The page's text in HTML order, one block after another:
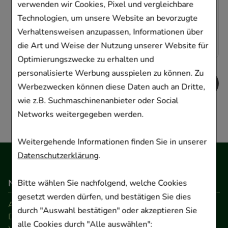
verwenden wir Cookies, Pixel und vergleichbare
Technologien, um unsere Website an bevorzugte
Verhaltensweisen anzupassen, Informationen über
die Art und Weise der Nutzung unserer Website für
Optimierungszwecke zu erhalten und
personalisierte Werbung ausspielen zu können. Zu
Werbezwecken können diese Daten auch an Dritte,
wie z.B. Suchmaschinenanbieter oder Social
Networks weitergegeben werden.
Weitergehende Informationen finden Sie in unserer
Datenschutzerklärung.
Bitte wählen Sie nachfolgend, welche Cookies
gesetzt werden dürfen, und bestätigen Sie dies
durch "Auswahl bestätigen" oder akzeptieren Sie
alle Cookies durch "Alle auswählen":
2,25 €¹
AVP:5,59 €²
pro 1 Stk
Navigation
AGB
Datenschutz